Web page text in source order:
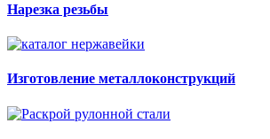
Нарезка резьбы
Изготовление металлоконструкций